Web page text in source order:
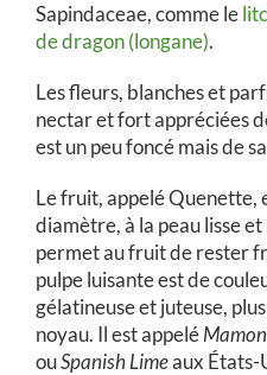
Sapindaceae, comme le
de dragon (longane).
Les fleurs, blanches et
nectar et fort appréciées
est un peu foncé mais de
Le fruit, appelé Quenette,
diamètre, à la peau lisse
permet au fruit de rester
pulpe luisante est de
gélatineuse et juteuse,
noyau. Il est appelé
ouSpanish Limeaux États-